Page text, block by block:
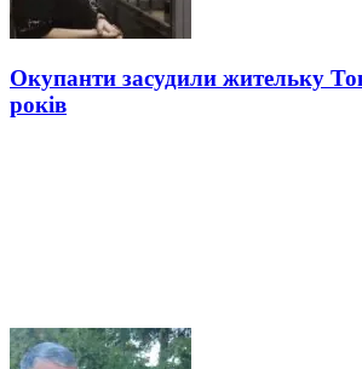
Окупанти засудили жительку
років